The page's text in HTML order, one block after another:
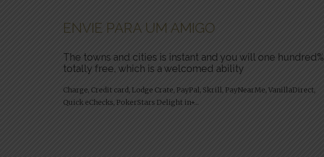
ENVIE PARA UM AMIGO
The towns and cities is instant and you will one hundred%
totally free, which is a welcomed ability
Charge, Credit card, Lodge Crate, PayPal, Skrill, PayNearMe, VanillaDirect,
Quick eChecks, PokerStars Delight in+...